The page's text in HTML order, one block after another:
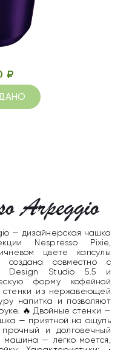
₽
— дизайнерская чашка
Nespresso Pixie,
цвете капсулы
создана совместно с
Design Studio 5.5 и
форму кофейной
стенки из нержавеющей
напитка и позволяют
🔥 Двойные стенки —
— приятной на ощупь
и долговечный
машина — легко моется,